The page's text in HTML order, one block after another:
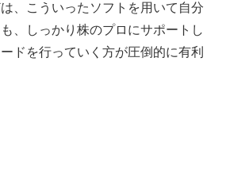
、こういったソフトを用いて自分
、しっかり株のプロにサポートし
ドを行っていく方が圧倒的に有利